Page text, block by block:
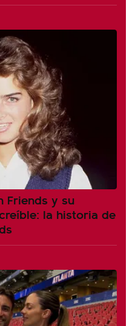
Friends y su
la historia de